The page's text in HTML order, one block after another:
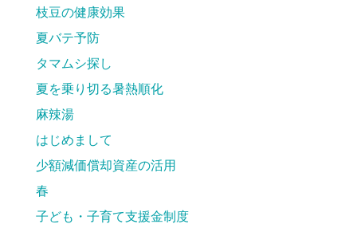
枝豆の健康効果
夏バテ予防
タマムシ探し
夏を乗り切る暑熱順化
麻辣湯
はじめまして
少額減価償却資産の活用
春
子ども・子育て支援金制度